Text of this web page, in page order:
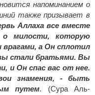
напоминанием о
также призывает в
Аллаха все вместе
о милости, которую
врагами, а Он сплотил
стали братьями. Вы
и Он спас вас от нее.
знамения, - быть
путем. (Сура Аль-